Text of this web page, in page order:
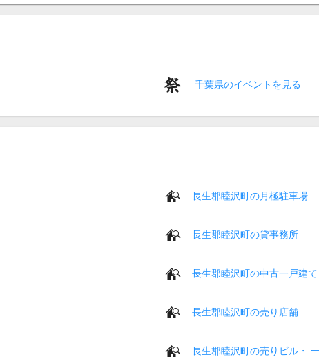
千葉県のイベントを見る
長生郡睦沢町の月極駐車場
長生郡睦沢町の貸事務所
長生郡睦沢町の中古一戸建て
長生郡睦沢町の売り店舗
長生郡睦沢町の売りビル・